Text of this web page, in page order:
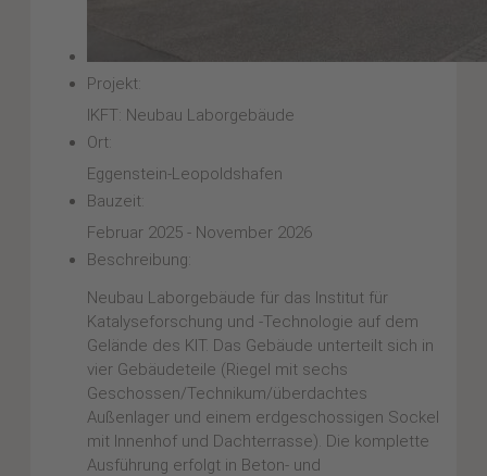
Projekt:
IKFT: Neubau Laborgebäude
Ort:
Eggenstein-Leopoldshafen
Bauzeit:
Februar 2025 - November 2026
Beschreibung:
Neubau Laborgebäude für das Institut für
Katalyseforschung und -Technologie auf dem
Gelände des KIT. Das Gebäude unterteilt sich in
vier Gebäudeteile (Riegel mit sechs
Geschossen/Technikum/überdachtes
Außenlager und einem erdgeschossigen Sockel
mit Innenhof und Dachterrasse). Die komplette
Ausführung erfolgt in Beton- und